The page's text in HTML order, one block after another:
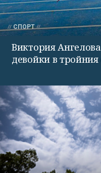
СПОРТ
Виктория
девойки в тройния